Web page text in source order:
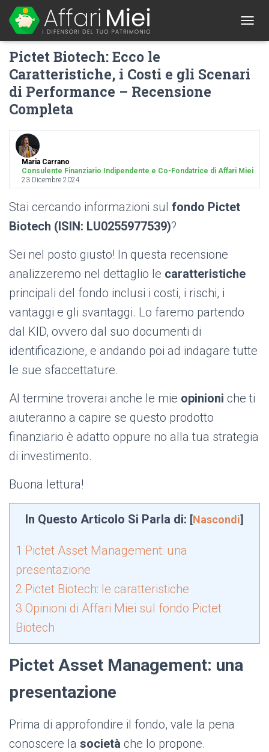
O
L
I
O
Pictet Biotech: Ecco le
Caratteristiche, i Costi e gli Scenari
di Performance – Recensione
Completa
Maria Carrano
Consulente Finanziario Indipendente e Co-Fondatrice di Affari Miei
23 Dicembre 2024
Stai cercando informazioni sul fondo Pictet
Biotech (ISIN: LU0255977539)?
Sei nel posto giusto! In questa recensione
analizzeremo nel dettaglio le caratteristiche
principali del fondo inclusi i costi, i rischi, i
vantaggi e gli svantaggi. Lo faremo partendo
dal KID, ovvero dal suo documenti di
identificazione, e andando poi ad indagare tutte
le sue sfaccettature.
Al termine troverai anche le mie opinioni che ti
aiuteranno a capire se questo prodotto
finanziario è adatto oppure no alla tua strategia
di investimento.
Buona lettura!
In Questo Articolo Si Parla di: [Nascondi]
1 Pictet Asset Management: una
presentazione
2 Pictet Biotech: le caratteristiche
3 Opinioni di Affari Miei sul fondo Pictet
Biotech
Pictet Asset Management: una
presentazione
Prima di approfondire il fondo, vale la pena
conoscere la società che lo propone.